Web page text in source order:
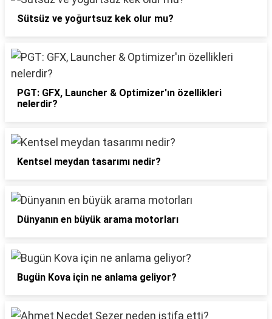
Sütsüz ve yoğurtsuz kek olur mu?
PGT: GFX, Launcher & Optimizer'ın özellikleri
nelerdir?
Kentsel meydan tasarımı nedir?
Dünyanın en büyük arama motorları
Bugün Kova için ne anlama geliyor?